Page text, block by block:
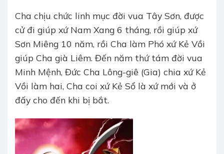
Cha chịu chức linh mục đời vua Tây Sơn, được
cử đi giúp xứ Nam Xang 6 tháng, rồi giúp xứ
Sơn Miêng 10 năm, rồi Cha làm Phó xứ Kẻ Vồi
giúp Cha già Liêm. Đến năm thứ tám đời vua
Minh Mệnh, Đức Cha Lông-giê (Gia) chia xứ Kẻ
Vồi làm hai, Cha coi xứ Kẻ Sổ là xứ mới và ở
đấy cho đến khi bị bắt.